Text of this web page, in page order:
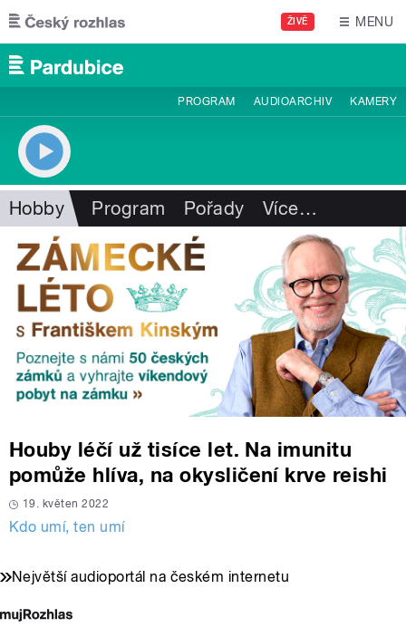
Přejít k hlavnímu obsahu
ŽIVĚ MENU
PROGRAM AUDIOARCHIV KAMERY
Hobby Program Pořady Více…
Houby léčí už tisíce let. Na imunitu
pomůže hlíva, na okysličení krve reishi
19. květen 2022
Kdo umí, ten umí
Největší audioportál na českém internetu